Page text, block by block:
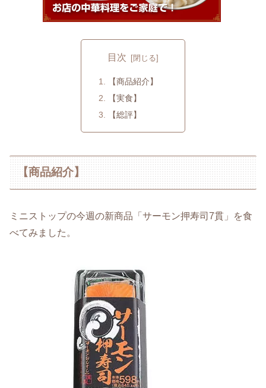
目次
【商品紹介】
【実食】
【総評】
【商品紹介】
ミニストップの今週の新商品「サーモン押寿司7貫」を食
べてみました。